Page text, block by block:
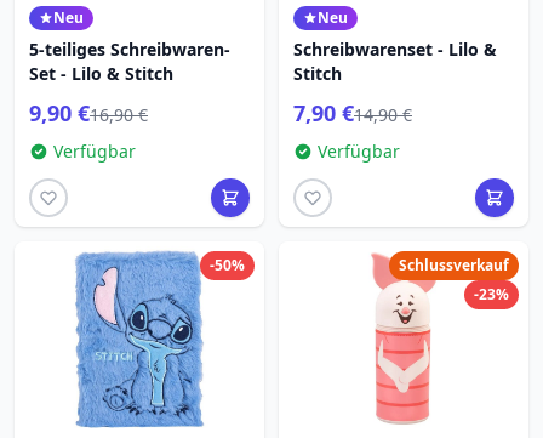
Neu
5-teiliges Schreibwaren-
Set - Lilo & Stitch
9,90 €16,90 €
Verfügbar
Neu
Schreibwarenset - Lilo &
Stitch
7,90 €14,90 €
Verfügbar
-50%
Schlussverkauf
-23%